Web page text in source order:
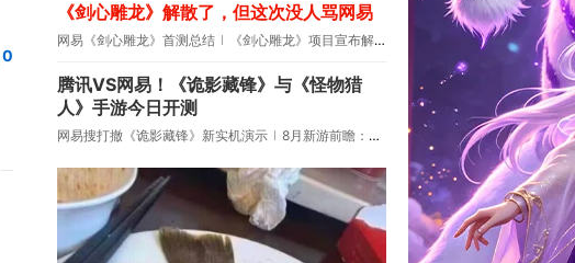
0
《剑心雕龙》解散了，但这次没人骂网易
网易《剑心雕龙》首测总结 《剑心雕龙》项目宣布解散
腾讯VS网易！《诡影藏锋》与《怪物猎
人》手游今日开测
网易搜打撤《诡影藏锋》新实机演示 8月新游前瞻：《诡秘之主》领衔